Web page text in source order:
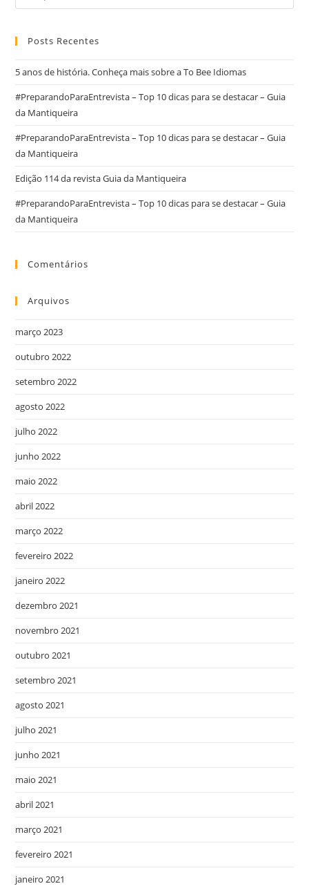
Posts Recentes
5 anos de história. Conheça mais sobre a To Bee Idiomas
#PreparandoParaEntrevista – Top 10 dicas para se destacar – Guia
da Mantiqueira
#PreparandoParaEntrevista – Top 10 dicas para se destacar – Guia
da Mantiqueira
Edição 114 da revista Guia da Mantiqueira
#PreparandoParaEntrevista – Top 10 dicas para se destacar – Guia
da Mantiqueira
Comentários
Arquivos
março 2023
outubro 2022
setembro 2022
agosto 2022
julho 2022
junho 2022
maio 2022
abril 2022
março 2022
fevereiro 2022
janeiro 2022
dezembro 2021
novembro 2021
outubro 2021
setembro 2021
agosto 2021
julho 2021
junho 2021
maio 2021
abril 2021
março 2021
fevereiro 2021
janeiro 2021